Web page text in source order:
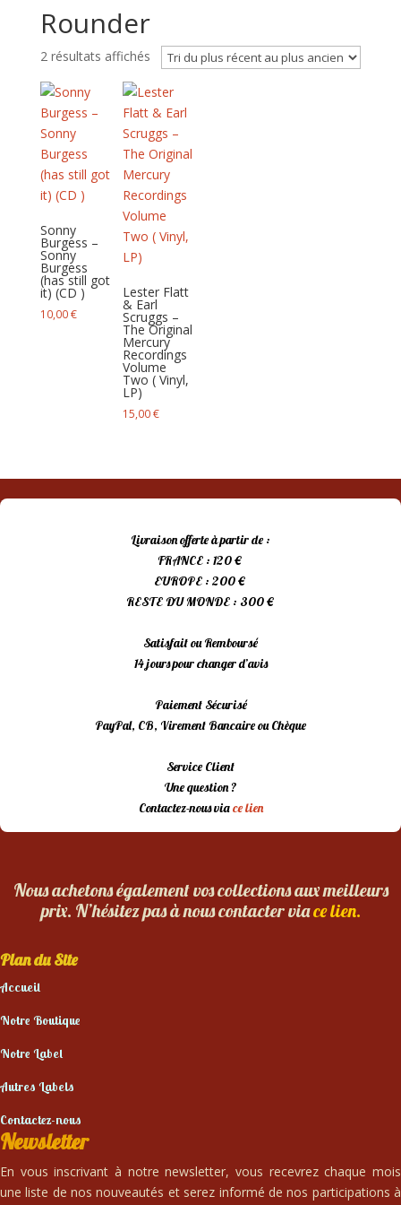
Rounder
2 résultats affichésTrié
plus
récent
au
plus
ancien
Sonny
Burgess –
Sonny
Burgess
(has still got
it) (CD )
10,00€
Lester Flatt
& Earl
Scruggs –
The Original
Mercury
Recordings
Volume
Two ( Vinyl,
LP)
15,00€
Livraison offerte à partir de :
FRANCE : 120 €
EUROPE : 200 €
RESTE DU MONDE : 300 €
Satisfait ou Remboursé
14 jours pour changer d’avis
Paiement Sécurisé
PayPal, CB, Virement Bancaire ou Chèque
Service Client
Une question ?
Contactez-nous viace lien
Nous achetons également vos collections aux meilleurs
prix. N’hésitez pas à nous contacter viace lien.
Plan du Site
Accueil
Notre Boutique
Notre Label
Autres Labels
Contactez-nous
Newsletter
En vous inscrivant à notre newsletter, vous recevrez chaque mois
une liste de nos nouveautés et serez informé de nos participations à